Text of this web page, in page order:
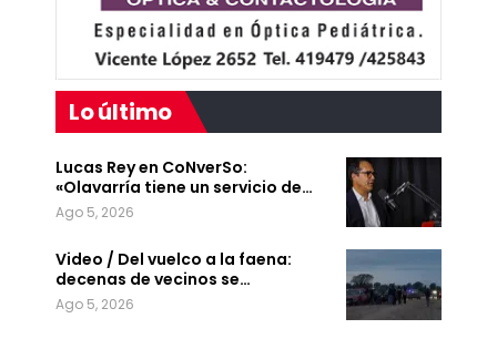
Lo último
Lucas Rey en CoNverSo:
«Olavarría tiene un servicio de…
Ago 5, 2026
Video / Del vuelco a la faena:
decenas de vecinos se…
Ago 5, 2026